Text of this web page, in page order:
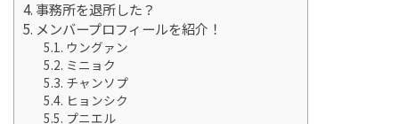
事務所を退所した？
メンバープロフィールを紹介！
ウングァン
ミニョク
チャンソプ
ヒョンシク
プニエル